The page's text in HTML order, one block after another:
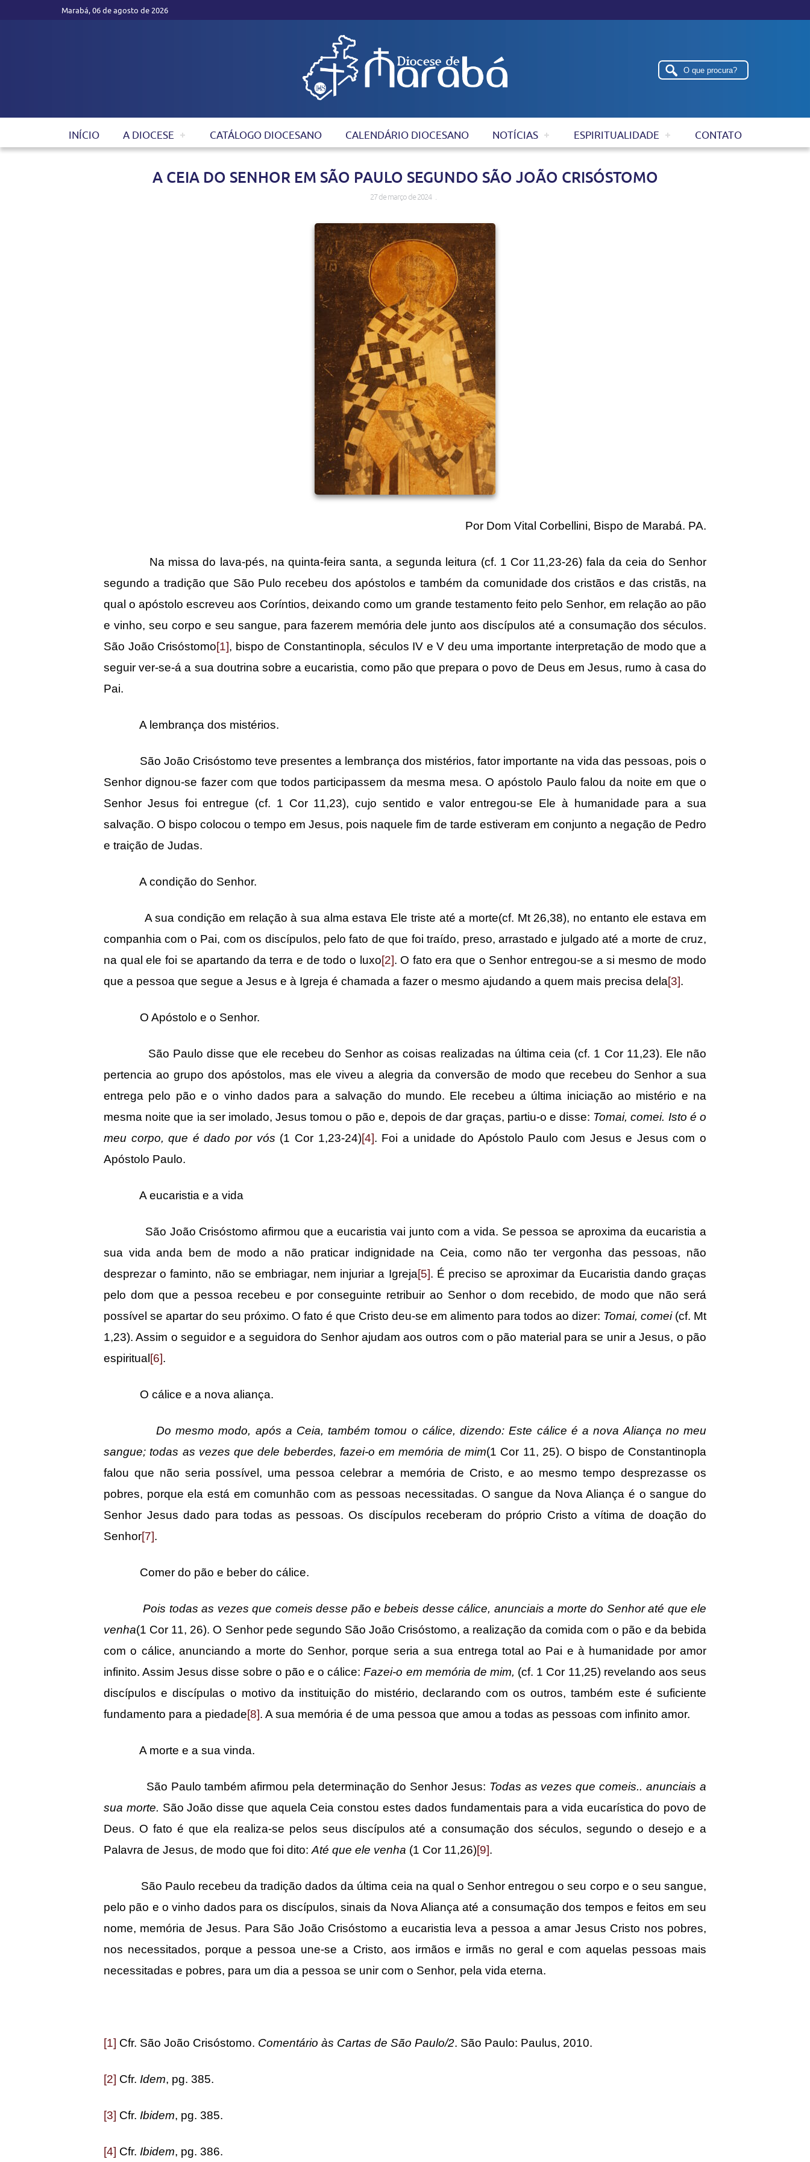
Marabá, 06 de agosto de 2026
INÍCIO A DIOCESE CATÁLOGO DIOCESANO CALENDÁRIO DIOCESANO NOTÍCIAS ESPIRITUALIDADE CONTATO
A CEIA DO SENHOR EM SÃO PAULO SEGUNDO SÃO JOÃO CRISÓSTOMO
27 de março de 2024 .
Por Dom Vital Corbellini, Bispo de Marabá. PA.
Na missa do lava-pés, na quinta-feira santa, a segunda leitura (cf. 1 Cor 11,23-26) fala da ceia do Senhor
segundo a tradição que São Pulo recebeu dos apóstolos e também da comunidade dos cristãos e das cristãs, na
qual o apóstolo escreveu aos Coríntios, deixando como um grande testamento feito pelo Senhor, em relação ao pão
e vinho, seu corpo e seu sangue, para fazerem memória dele junto aos discípulos até a consumação dos séculos.
São João Crisóstomo[1], bispo de Constantinopla, séculos IV e V deu uma importante interpretação de modo que a
seguir ver-se-á a sua doutrina sobre a eucaristia, como pão que prepara o povo de Deus em Jesus, rumo à casa do
Pai.
A lembrança dos mistérios.
São João Crisóstomo teve presentes a lembrança dos mistérios, fator importante na vida das pessoas, pois o
Senhor dignou-se fazer com que todos participassem da mesma mesa. O apóstolo Paulo falou da noite em que o
Senhor Jesus foi entregue (cf. 1 Cor 11,23), cujo sentido e valor entregou-se Ele à humanidade para a sua
salvação. O bispo colocou o tempo em Jesus, pois naquele fim de tarde estiveram em conjunto a negação de Pedro
e traição de Judas.
A condição do Senhor.
A sua condição em relação à sua alma estava Ele triste até a morte(cf. Mt 26,38), no entanto ele estava em
companhia com o Pai, com os discípulos, pelo fato de que foi traído, preso, arrastado e julgado até a morte de cruz,
na qual ele foi se apartando da terra e de todo o luxo[2]. O fato era que o Senhor entregou-se a si mesmo de modo
que a pessoa que segue a Jesus e à Igreja é chamada a fazer o mesmo ajudando a quem mais precisa dela[3].
O Apóstolo e o Senhor.
São Paulo disse que ele recebeu do Senhor as coisas realizadas na última ceia (cf. 1 Cor 11,23). Ele não
pertencia ao grupo dos apóstolos, mas ele viveu a alegria da conversão de modo que recebeu do Senhor a sua
entrega pelo pão e o vinho dados para a salvação do mundo. Ele recebeu a última iniciação ao mistério e na
mesma noite que ia ser imolado, Jesus tomou o pão e, depois de dar graças, partiu-o e disse: Tomai, comei. Isto é o
meu corpo, que é dado por vós (1 Cor 1,23-24)[4]. Foi a unidade do Apóstolo Paulo com Jesus e Jesus com o
Apóstolo Paulo.
A eucaristia e a vida
São João Crisóstomo afirmou que a eucaristia vai junto com a vida. Se pessoa se aproxima da eucaristia a
sua vida anda bem de modo a não praticar indignidade na Ceia, como não ter vergonha das pessoas, não
desprezar o faminto, não se embriagar, nem injuriar a Igreja[5]. É preciso se aproximar da Eucaristia dando graças
pelo dom que a pessoa recebeu e por conseguinte retribuir ao Senhor o dom recebido, de modo que não será
possível se apartar do seu próximo. O fato é que Cristo deu-se em alimento para todos ao dizer: Tomai, comei (cf. Mt
1,23). Assim o seguidor e a seguidora do Senhor ajudam aos outros com o pão material para se unir a Jesus, o pão
espiritual[6].
O cálice e a nova aliança.
Do mesmo modo, após a Ceia, também tomou o cálice, dizendo: Este cálice é a nova Aliança no meu
sangue; todas as vezes que dele beberdes, fazei-o em memória de mim(1 Cor 11, 25). O bispo de Constantinopla
falou que não seria possível, uma pessoa celebrar a memória de Cristo, e ao mesmo tempo desprezasse os
pobres, porque ela está em comunhão com as pessoas necessitadas. O sangue da Nova Aliança é o sangue do
Senhor Jesus dado para todas as pessoas. Os discípulos receberam do próprio Cristo a vítima de doação do
Senhor[7].
Comer do pão e beber do cálice.
Pois todas as vezes que comeis desse pão e bebeis desse cálice, anunciais a morte do Senhor até que ele
venha(1 Cor 11, 26). O Senhor pede segundo São João Crisóstomo, a realização da comida com o pão e da bebida
com o cálice, anunciando a morte do Senhor, porque seria a sua entrega total ao Pai e à humanidade por amor
infinito. Assim Jesus disse sobre o pão e o cálice:Fazei-o em memória de mim, (cf. 1 Cor 11,25) revelando aos seus
discípulos e discípulas o motivo da instituição do mistério, declarando com os outros, também este é suficiente
fundamento para a piedade[8]. A sua memória é de uma pessoa que amou a todas as pessoas com infinito amor.
A morte e a sua vinda.
São Paulo também afirmou pela determinação do Senhor Jesus: Todas as vezes que comeis.. anunciais a
sua morte. São João disse que aquela Ceia constou estes dados fundamentais para a vida eucarística do povo de
Deus. O fato é que ela realiza-se pelos seus discípulos até a consumação dos séculos, segundo o desejo e a
Palavra de Jesus, de modo que foi dito: Até que ele venha (1 Cor 11,26)[9].
São Paulo recebeu da tradição dados da última ceia na qual o Senhor entregou o seu corpo e o seu sangue,
pelo pão e o vinho dados para os discípulos, sinais da Nova Aliança até a consumação dos tempos e feitos em seu
nome, memória de Jesus. Para São João Crisóstomo a eucaristia leva a pessoa a amar Jesus Cristo nos pobres,
nos necessitados, porque a pessoa une-se a Cristo, aos irmãos e irmãs no geral e com aquelas pessoas mais
necessitadas e pobres, para um dia a pessoa se unir com o Senhor, pela vida eterna.
[1] Cfr. São João Crisóstomo. Comentário às Cartas de São Paulo/2. São Paulo: Paulus, 2010.
[2] Cfr. Idem, pg. 385.
[3] Cfr. Ibidem, pg. 385.
[4] Cfr. Ibidem, pg. 386.